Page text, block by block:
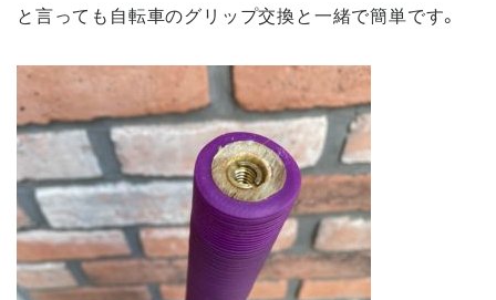
と言っても自転車のグリップ交換と一緒で簡単です。